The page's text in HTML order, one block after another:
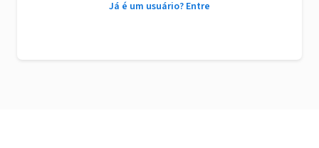
Já é um usuário? Entre